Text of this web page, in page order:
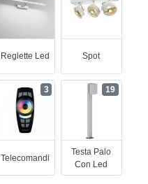
Reglette Led Spot
Telecomandi
3
Testa Palo
Con Led
19